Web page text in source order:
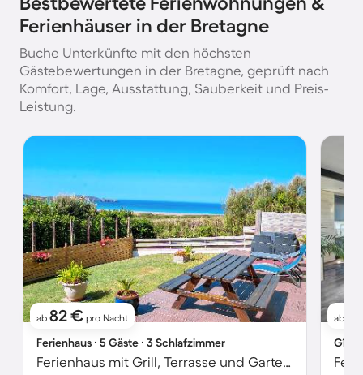
Ferienhäuser in der Bretagne
Buche Unterkünfte mit den höchsten
Gästebewertungen in der Bretagne, geprüft nach
Komfort, Lage, Ausstattung, Sauberkeit und Preis-
Leistung.
ab 82 € pro Nacht
Ferienhaus ∙ 5 Gäste ∙ 3 Schlafzimmer
Ferienhaus mit Grill, Terrasse und Garten | Naturblick
ab
Gîte